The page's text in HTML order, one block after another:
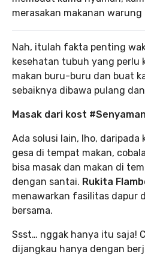
merasakan makanan
Nah, itulah fakta penting
kesehatan tubuh yang perlu
makan buru-buru dan buat
sebaiknya dibawa pulang
Masak dari kost
Ada solusi lain, lho, daripada
gesa di tempat makan,
bisa masak dan makan di
dengan santai. Rukita
menawarkan fasilitas dapur
bersama.
Ssst… nggak hanya itu saja!
dijangkau hanya dengan